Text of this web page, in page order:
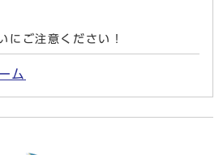
にご注意ください！
ム